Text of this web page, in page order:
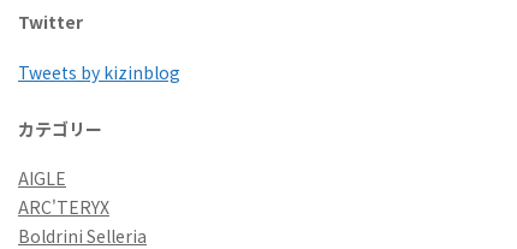
Twitter
Tweets by kizinblog
カテゴリー
AIGLE
ARC'TERYX
Boldrini Selleria